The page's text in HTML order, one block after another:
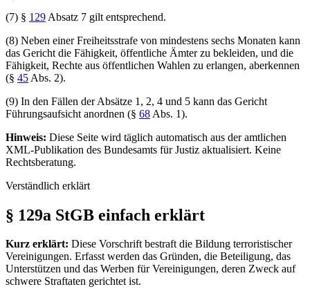
(7) § 129 Absatz 7 gilt entsprechend.
(8) Neben einer Freiheitsstrafe von mindestens sechs Monaten kann
das Gericht die Fähigkeit, öffentliche Ämter zu bekleiden, und die
Fähigkeit, Rechte aus öffentlichen Wahlen zu erlangen, aberkennen
(§ 45 Abs. 2).
(9) In den Fällen der Absätze 1, 2, 4 und 5 kann das Gericht
Führungsaufsicht anordnen (§ 68 Abs. 1).
Hinweis: Diese Seite wird täglich automatisch aus der amtlichen
XML-Publikation des Bundesamts für Justiz aktualisiert. Keine
Rechtsberatung.
Verständlich erklärt
§ 129a StGB einfach erklärt
Kurz erklärt: Diese Vorschrift bestraft die Bildung terroristischer
Vereinigungen. Erfasst werden das Gründen, die Beteiligung, das
Unterstützen und das Werben für Vereinigungen, deren Zweck auf
schwere Straftaten gerichtet ist.